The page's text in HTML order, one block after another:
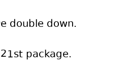
double down.
package.